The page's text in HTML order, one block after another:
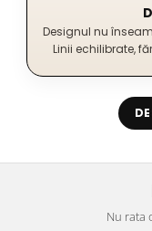
Designul nu
Linii echilibrate,
Nu rata